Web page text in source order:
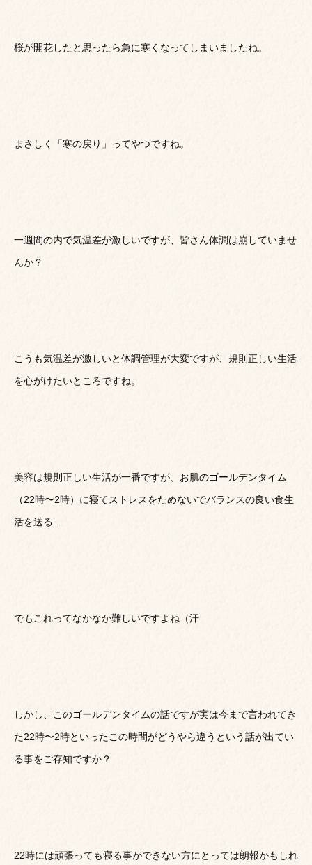
桜が開花したと思ったら急に寒くなってしまいましたね。
まさしく「寒の戻り」ってやつですね。
一週間の内で気温差が激しいですが、皆さん体調は崩していませ
んか？
こうも気温差が激しいと体調管理が大変ですが、規則正しい生活
を心がけたいところですね。
美容は規則正しい生活が一番ですが、お肌のゴールデンタイム
（22時〜2時）に寝てストレスをためないでバランスの良い食生
活を送る…
でもこれってなかなか難しいですよね（汗
しかし、このゴールデンタイムの話ですが実は今まで言われてき
た22時〜2時といったこの時間がどうやら違うという話が出てい
る事をご存知ですか？
22時には頑張っても寝る事ができない方にとっては朗報かもしれ